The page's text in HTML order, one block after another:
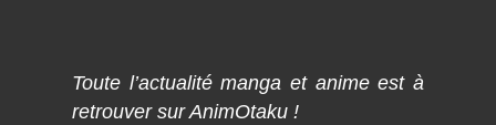
Toute l’actualité manga et anime est à
retrouver sur AnimOtaku !